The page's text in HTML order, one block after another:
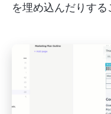
を埋め込んだりする